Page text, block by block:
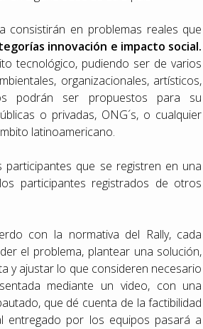
consistirán en problemas reales que
innovación e impacto social.
tecnológico, pudiendo ser de varios
organizacionales, artísticos,
podrán ser propuestos para su
o privadas, ONG´s, o cualquier
latinoamericano.
que se registren en una
participantes registrados de otros
con la normativa del Rally, cada
el problema, plantear una solución,
y ajustar lo que consideren necesario
mediante un video, con una
que dé cuenta de la factibilidad
entregado por los equipos pasará a